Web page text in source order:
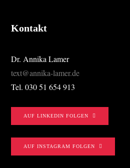
Kontakt
Dr. Annika Lamer
text@annika-lamer.de
Tel. 030 51 654 913
AUF LINKEDIN FOLGEN
AUF INSTAGRAM FOLGEN